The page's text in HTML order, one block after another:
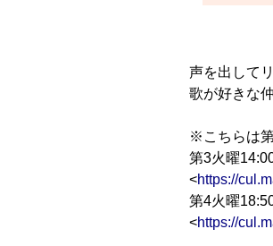
声を出して
歌が好きな
※こちらは
第3火曜
<https://
第4火曜
<https://